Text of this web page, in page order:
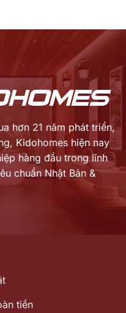
hơn 21 năm phát triển,
Kidohomes hiện nay
hàng đầu trong lĩnh
chuẩn Nhật Bản &
tiền